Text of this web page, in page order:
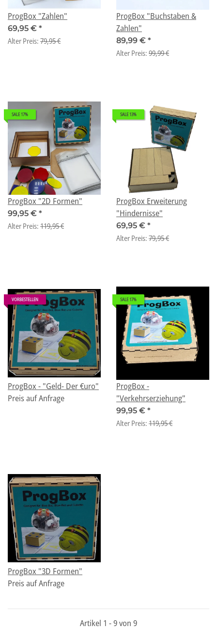
ProgBox "Zahlen"
69,95 € *
Alter Preis: 79,95 €
ProgBox "Buchstaben &
Zahlen"
89,99 € *
Alter Preis: 99,99 €
SALE 17%
ProgBox "2D Formen"
99,95 € *
Alter Preis: 119,95 €
SALE 13%
ProgBox Erweiterung
"Hindernisse"
69,95 € *
Alter Preis: 79,95 €
VORBESTELLEN
ProgBox - "Geld- Der €uro"
Preis auf Anfrage
SALE 17%
ProgBox -
"Verkehrserziehung"
99,95 € *
Alter Preis: 119,95 €
ProgBox "3D Formen"
Preis auf Anfrage
Artikel 1 - 9 von 9